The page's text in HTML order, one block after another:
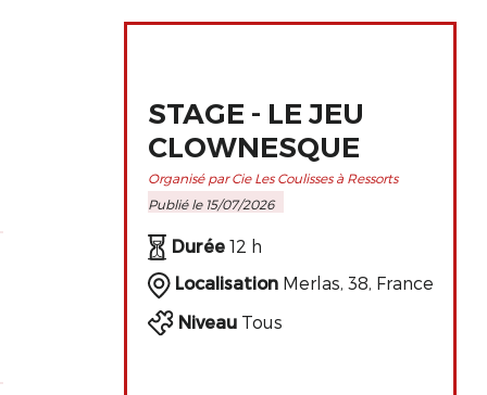
STAGE - LE JEU
CLOWNESQUE
Organisé par Cie Les Coulisses à Ressorts
Publié le 15/07/2026
Durée12 h
LocalisationMerlas, 38, France
NiveauTous